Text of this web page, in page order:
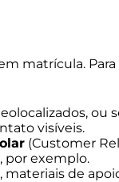
matrícula.
ou
visíveis.
(Customer
por exemplo.
de